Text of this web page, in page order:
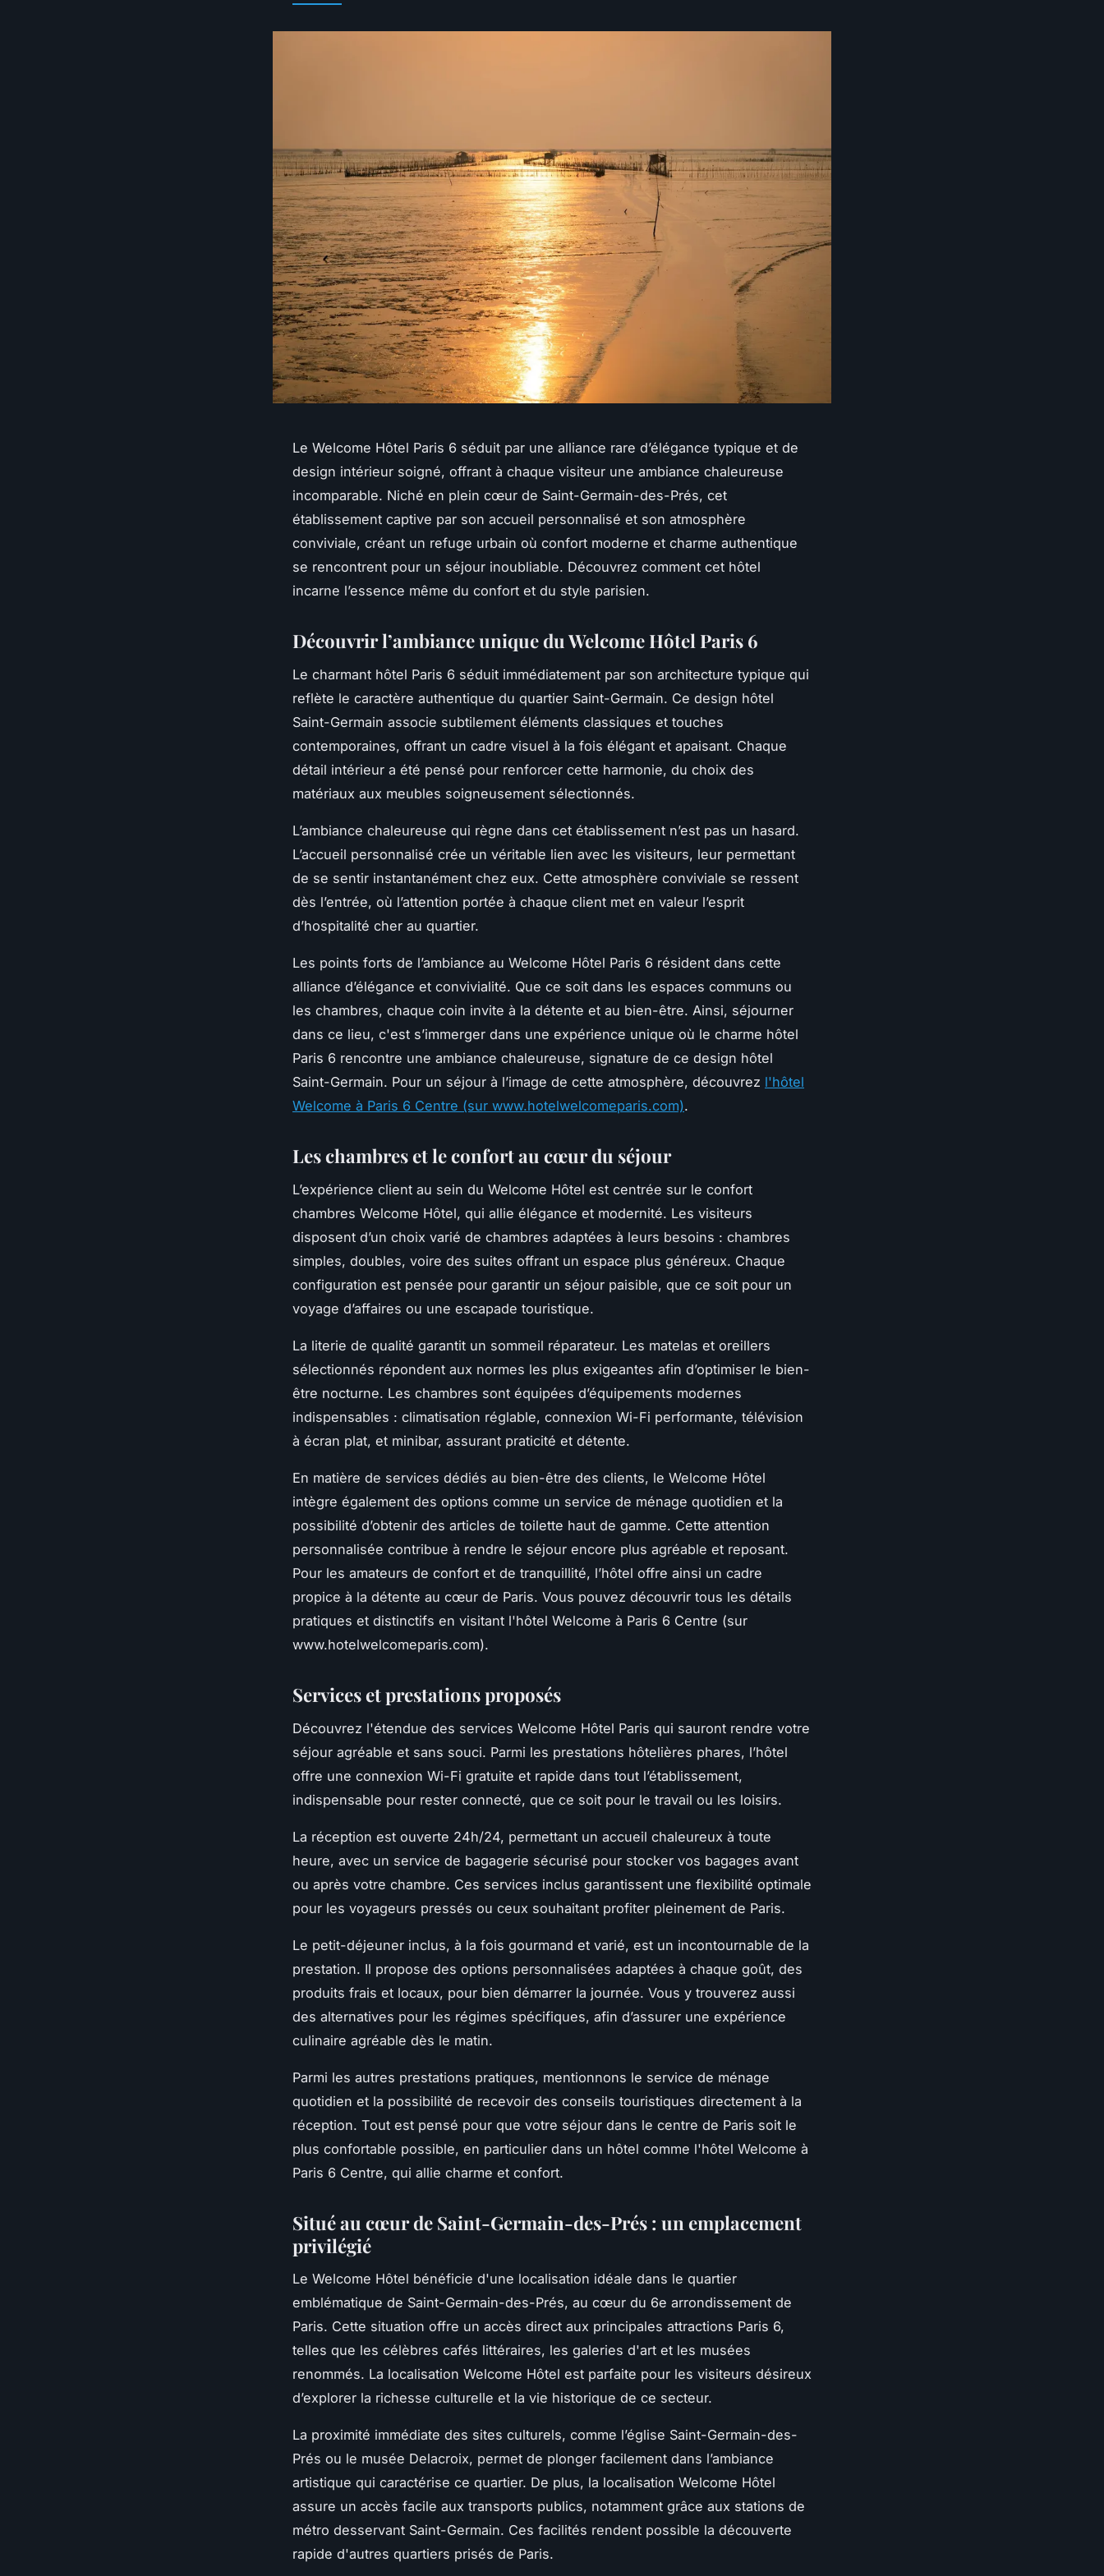
Le Welcome Hôtel Paris 6 séduit par une alliance rare d’élégance typique et de
design intérieur soigné, offrant à chaque visiteur une ambiance chaleureuse
incomparable. Niché en plein cœur de Saint-Germain-des-Prés, cet
établissement captive par son accueil personnalisé et son atmosphère
conviviale, créant un refuge urbain où confort moderne et charme authentique
se rencontrent pour un séjour inoubliable. Découvrez comment cet hôtel
incarne l’essence même du confort et du style parisien.
Découvrir l’ambiance unique du Welcome Hôtel Paris 6
Le charmant hôtel Paris 6 séduit immédiatement par son architecture typique qui
reflète le caractère authentique du quartier Saint-Germain. Ce design hôtel
Saint-Germain associe subtilement éléments classiques et touches
contemporaines, offrant un cadre visuel à la fois élégant et apaisant. Chaque
détail intérieur a été pensé pour renforcer cette harmonie, du choix des
matériaux aux meubles soigneusement sélectionnés.
L’ambiance chaleureuse qui règne dans cet établissement n’est pas un hasard.
L’accueil personnalisé crée un véritable lien avec les visiteurs, leur permettant
de se sentir instantanément chez eux. Cette atmosphère conviviale se ressent
dès l’entrée, où l’attention portée à chaque client met en valeur l’esprit
d’hospitalité cher au quartier.
Les points forts de l’ambiance au Welcome Hôtel Paris 6 résident dans cette
alliance d’élégance et convivialité. Que ce soit dans les espaces communs ou
les chambres, chaque coin invite à la détente et au bien-être. Ainsi, séjourner
dans ce lieu, c'est s’immerger dans une expérience unique où le charme hôtel
Paris 6 rencontre une ambiance chaleureuse, signature de ce design hôtel
Saint-Germain. Pour un séjour à l’image de cette atmosphère, découvrez l'hôtel
Welcome à Paris 6 Centre (sur www.hotelwelcomeparis.com).
Les chambres et le confort au cœur du séjour
L’expérience client au sein du Welcome Hôtel est centrée sur le confort
chambres Welcome Hôtel, qui allie élégance et modernité. Les visiteurs
disposent d’un choix varié de chambres adaptées à leurs besoins : chambres
simples, doubles, voire des suites offrant un espace plus généreux. Chaque
configuration est pensée pour garantir un séjour paisible, que ce soit pour un
voyage d’affaires ou une escapade touristique.
La literie de qualité garantit un sommeil réparateur. Les matelas et oreillers
sélectionnés répondent aux normes les plus exigeantes afin d’optimiser le bien-
être nocturne. Les chambres sont équipées d’équipements modernes
indispensables : climatisation réglable, connexion Wi-Fi performante, télévision
à écran plat, et minibar, assurant praticité et détente.
En matière de services dédiés au bien-être des clients, le Welcome Hôtel
intègre également des options comme un service de ménage quotidien et la
possibilité d’obtenir des articles de toilette haut de gamme. Cette attention
personnalisée contribue à rendre le séjour encore plus agréable et reposant.
Pour les amateurs de confort et de tranquillité, l’hôtel offre ainsi un cadre
propice à la détente au cœur de Paris. Vous pouvez découvrir tous les détails
pratiques et distinctifs en visitant l'hôtel Welcome à Paris 6 Centre (sur
www.hotelwelcomeparis.com).
Services et prestations proposés
Découvrez l'étendue des services Welcome Hôtel Paris qui sauront rendre votre
séjour agréable et sans souci. Parmi les prestations hôtelières phares, l’hôtel
offre une connexion Wi-Fi gratuite et rapide dans tout l’établissement,
indispensable pour rester connecté, que ce soit pour le travail ou les loisirs.
La réception est ouverte 24h/24, permettant un accueil chaleureux à toute
heure, avec un service de bagagerie sécurisé pour stocker vos bagages avant
ou après votre chambre. Ces services inclus garantissent une flexibilité optimale
pour les voyageurs pressés ou ceux souhaitant profiter pleinement de Paris.
Le petit-déjeuner inclus, à la fois gourmand et varié, est un incontournable de la
prestation. Il propose des options personnalisées adaptées à chaque goût, des
produits frais et locaux, pour bien démarrer la journée. Vous y trouverez aussi
des alternatives pour les régimes spécifiques, afin d’assurer une expérience
culinaire agréable dès le matin.
Parmi les autres prestations pratiques, mentionnons le service de ménage
quotidien et la possibilité de recevoir des conseils touristiques directement à la
réception. Tout est pensé pour que votre séjour dans le centre de Paris soit le
plus confortable possible, en particulier dans un hôtel comme l'hôtel Welcome à
Paris 6 Centre, qui allie charme et confort.
Situé au cœur de Saint-Germain-des-Prés : un emplacement
privilégié
Le Welcome Hôtel bénéficie d'une localisation idéale dans le quartier
emblématique de Saint-Germain-des-Prés, au cœur du 6e arrondissement de
Paris. Cette situation offre un accès direct aux principales attractions Paris 6,
telles que les célèbres cafés littéraires, les galeries d'art et les musées
renommés. La localisation Welcome Hôtel est parfaite pour les visiteurs désireux
d’explorer la richesse culturelle et la vie historique de ce secteur.
La proximité immédiate des sites culturels, comme l’église Saint-Germain-des-
Prés ou le musée Delacroix, permet de plonger facilement dans l’ambiance
artistique qui caractérise ce quartier. De plus, la localisation Welcome Hôtel
assure un accès facile aux transports publics, notamment grâce aux stations de
métro desservant Saint-Germain. Ces facilités rendent possible la découverte
rapide d'autres quartiers prisés de Paris.